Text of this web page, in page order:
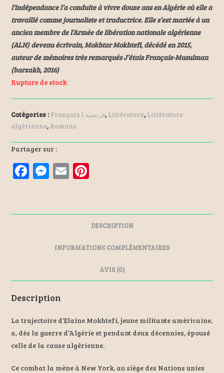
l’indépendance l’a conduite à vivre douze ans en Algérie où elle a
travaillé comme journaliste et traductrice. Elle s’est mariée à un
ancien membre de l’Armée de libération nationale algérienne
(ALN) devenu écrivain, Mokhtar Mokhtefi, décédé en 2015,
auteur de mémoires très remarqués J’étais Français-Musulman
(barzakh, 2016)
Rupture de stock
Catégories : Français | فرنسية, Littérature, Littérature
algérienne, Romans
Partager sur :
F
b
M
n
r
E
l es
t
DESCRIPTION
INFORMATIONS COMPLÉMENTAIRES
AVIS (0)
Description
La trajectoire d’Elaine Mokhtefi, jeune militante américaine,
a, dès la guerre d’Algérie et pendant deux décennies, épousé
celle de la cause algérienne.
Ce combat la mène à New York, au siège des Nations unies